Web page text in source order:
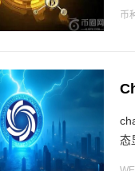
币
态